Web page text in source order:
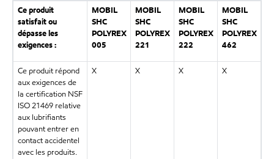
Ce produit
satisfait ou
dépasse les
exigences :
MOBIL
SHC
POLYREX
005
MOBIL
SHC
POLYREX
221
MOBIL
SHC
POLYREX
222
MOBIL
SHC
POLYREX
462
Ce produit répond
aux exigences de
la certification NSF
ISO 21469 relative
aux lubrifiants
pouvant entrer en
contact accidentel
avec les produits.
X X X X